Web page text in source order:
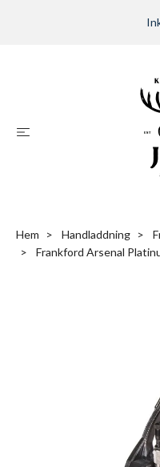
Hem Handladdning
Frankford Arsenal